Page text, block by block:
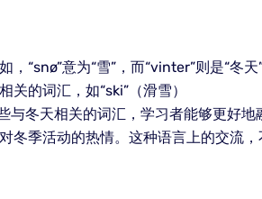
“snø”意为“雪”，而“vinter”则是“冬天
的词汇，如“ski”（滑雪）
与冬天相关的词汇，学习者能够更好地
冬季活动的热情。这种语言上的交流，